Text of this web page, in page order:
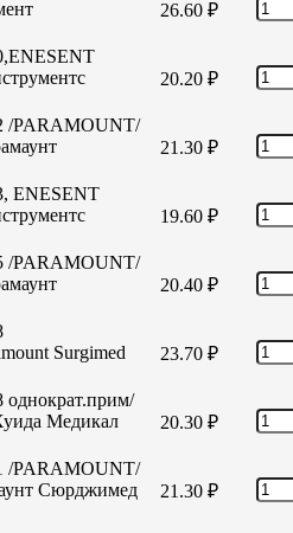
26.60 ₽
20.20 ₽
/PARAMOUNT/
21.30 ₽
ENESENT
19.60 ₽
/PARAMOUNT/
20.40 ₽
Surgimed
23.70 ₽
Медикал
20.30 ₽
/PARAMOUNT/
Сюрджимед
21.30 ₽